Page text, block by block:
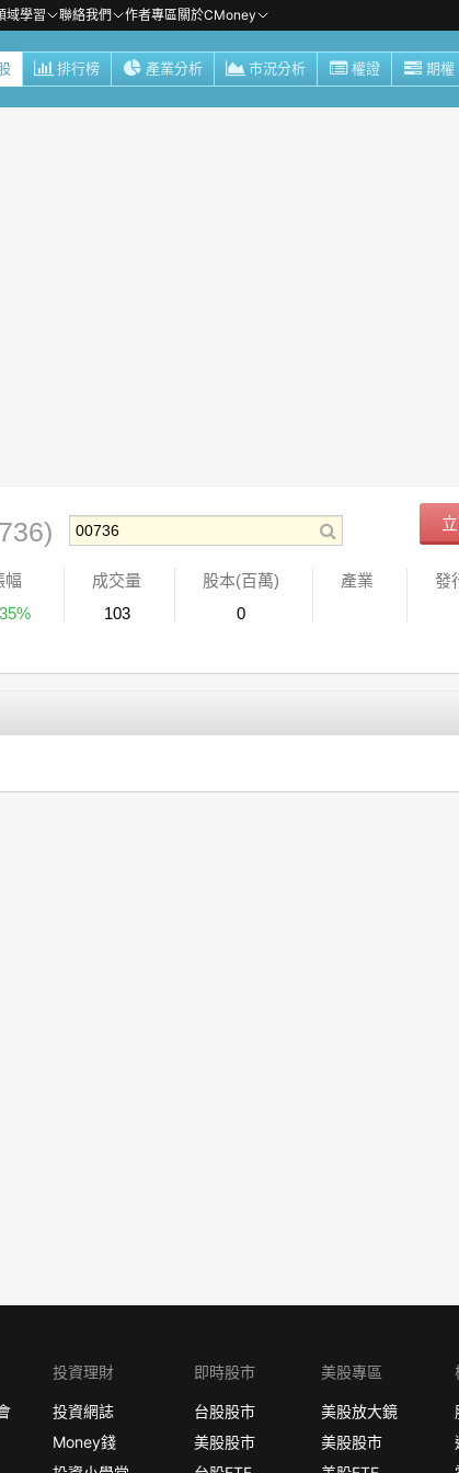
域學習 聯絡我們 作者專區關於CMoney
排行榜 產業分析 市況分析 權證 期權
幅
成交量
103
股本(百萬)
0
產業 發
投資理財
投資網誌
Money錢
即時股市
台股股市
美股股市
美股專區
美股放大鏡
美股股市